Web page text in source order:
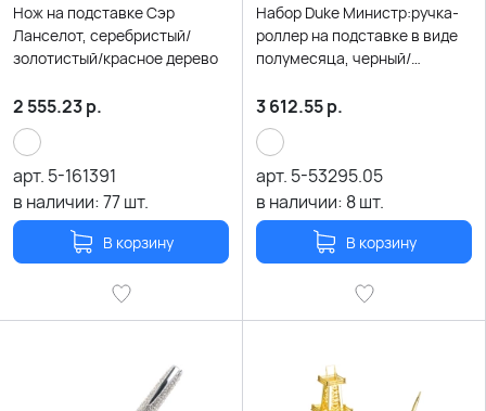
Нож на подставке Сэр
Ланселот, серебристый/
золотистый/красное дерево
2 555.23р.
арт. 5-161391
в наличии:77шт.
В корзину
Набор Duke Министр:ручка-
роллер на подставке в виде
полумесяца, черный/
3 612.55р.
арт. 5-53295.05
в наличии: 8шт.
В корзину